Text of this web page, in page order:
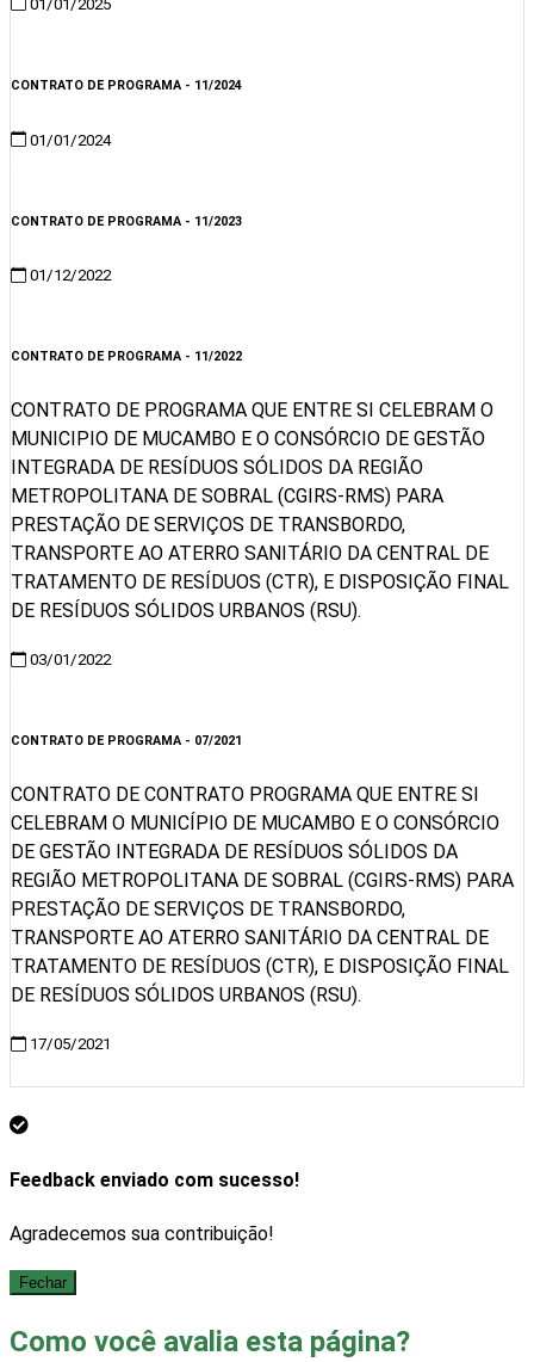
01/01/2025
CONTRATO DE PROGRAMA - 11/2024
01/01/2024
CONTRATO DE PROGRAMA - 11/2023
01/12/2022
CONTRATO DE PROGRAMA - 11/2022
CONTRATO DE PROGRAMA QUE ENTRE SI CELEBRAM O
MUNICIPIO DE MUCAMBO E O CONSÓRCIO DE GESTÃO
INTEGRADA DE RESÍDUOS SÓLIDOS DA REGIÃO
METROPOLITANA DE SOBRAL (CGIRS-RMS) PARA
PRESTAÇÃO DE SERVIÇOS DE TRANSBORDO,
TRANSPORTE AO ATERRO SANITÁRIO DA CENTRAL DE
TRATAMENTO DE RESÍDUOS (CTR), E DISPOSIÇÃO FINAL
DE RESÍDUOS SÓLIDOS URBANOS (RSU).
03/01/2022
CONTRATO DE PROGRAMA - 07/2021
CONTRATO DE CONTRATO PROGRAMA QUE ENTRE SI
CELEBRAM O MUNICÍPIO DE MUCAMBO E O CONSÓRCIO
DE GESTÃO INTEGRADA DE RESÍDUOS SÓLIDOS DA
REGIÃO METROPOLITANA DE SOBRAL (CGIRS-RMS) PARA
PRESTAÇÃO DE SERVIÇOS DE TRANSBORDO,
TRANSPORTE AO ATERRO SANITÁRIO DA CENTRAL DE
TRATAMENTO DE RESÍDUOS (CTR), E DISPOSIÇÃO FINAL
DE RESÍDUOS SÓLIDOS URBANOS (RSU).
17/05/2021
Feedback enviado com sucesso!
Agradecemos sua contribuição!
Fechar
Como você avalia esta página?